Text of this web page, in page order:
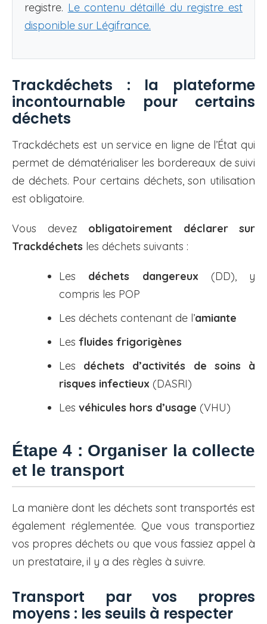
registre. Le contenu détaillé du registre est
disponible sur Légifrance.
Trackdéchets : la plateforme
incontournable pour certains
déchets
Trackdéchets est un service en ligne de l’État qui
permet de dématérialiser les bordereaux de suivi
de déchets. Pour certains déchets, son utilisation
est obligatoire.
Vous devez obligatoirement déclarer sur
Trackdéchets les déchets suivants :
Les déchets dangereux (DD), y
compris les POP
Les déchets contenant de l’amiante
Les fluides frigorigènes
Les déchets d’activités de soins à
risques infectieux (DASRI)
Les véhicules hors d’usage (VHU)
Étape 4 : Organiser la collecte
et le transport
La manière dont les déchets sont transportés est
également réglementée. Que vous transportiez
vos propres déchets ou que vous fassiez appel à
un prestataire, il y a des règles à suivre.
Transport par vos propres
moyens : les seuils à respecter